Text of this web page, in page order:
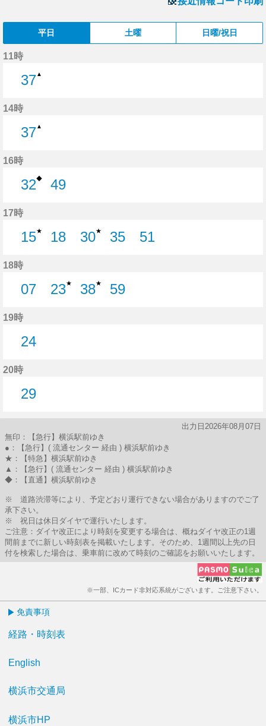
平日 土曜 日曜/祝日
11時
37▲
14時
37▲
16時
32◆
49
17時
15★
18
30★
35
51
18時
07
23★
38★
59
19時
24
20時
29
出力日2026年08月07日
無印：【急行】横浜駅前ゆき
●：【急行】( 流通センター 経由 ) 横浜駅前ゆき
★：【特急】横浜駅前ゆき
▲：【急行】( 流通センター 経由 ) 横浜駅前ゆき
◆：【直通】横浜駅前ゆき
※ 道路渋滞等により、予定どおり運行できない場合がありますのでご了
承下さい。
※ 祝日は休日ダイヤで運行いたします。
ご注意：ダイヤ改正により時刻を変更する場合は、概ねダイヤ改正の1週
間前までに新しい時刻表を掲載いたします。そのため、1週間以上先の日
付を検索した場合は、乗車前に改めて時刻のご確認をお願いいたします。
※一部、ICカード非対応系統がございます。ご注意下さい。
免責事項
経路・時刻表
English
横浜市交通局
横浜市HP